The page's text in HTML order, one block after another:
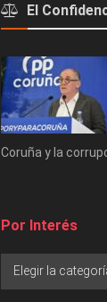
El
Coruña y la
Por Interés
Elegir la